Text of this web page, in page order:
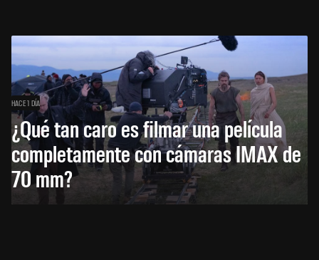
HACE 1 DÍA
¿Qué tan caro es filmar una película
completamente con cámaras IMAX de
70 mm?